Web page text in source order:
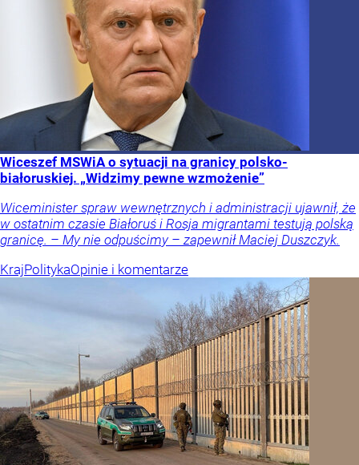
Wiceszef MSWiA o sytuacji na granicy polsko-
białoruskiej. „Widzimy pewne wzmożenie”
Wiceminister spraw wewnętrznych i administracji ujawnił, że
w ostatnim czasie Białoruś i Rosja migrantami testują polską
granicę. – My nie odpuścimy – zapewnił Maciej Duszczyk.
KrajPolitykaOpinie i komentarze